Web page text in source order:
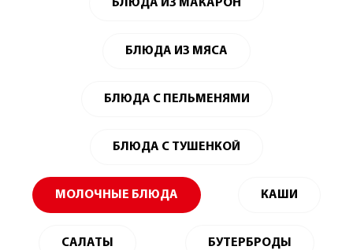
БЛЮДА ИЗ МАКАРОН
БЛЮДА ИЗ МЯСА
БЛЮДА С ПЕЛЬМЕНЯМИ
БЛЮДА С ТУШЕНКОЙ
МОЛОЧНЫЕ БЛЮДА КАШИ
САЛАТЫ БУТЕРБРОДЫ